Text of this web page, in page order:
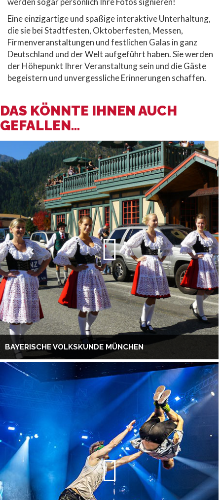
Eine einzigartige und spaßige interaktive Unterhaltung,
die sie bei Stadtfesten, Oktoberfesten, Messen,
Firmenveranstaltungen und festlichen Galas in ganz
Deutschland und der Welt aufgeführt haben. Sie werden
der Höhepunkt Ihrer Veranstaltung sein und die Gäste
begeistern und unvergessliche Erinnerungen schaffen.
DAS KÖNNTE IHNEN AUCH
GEFALLEN...
BAYERISCHE VOLKSKUNDE MÜNCHEN